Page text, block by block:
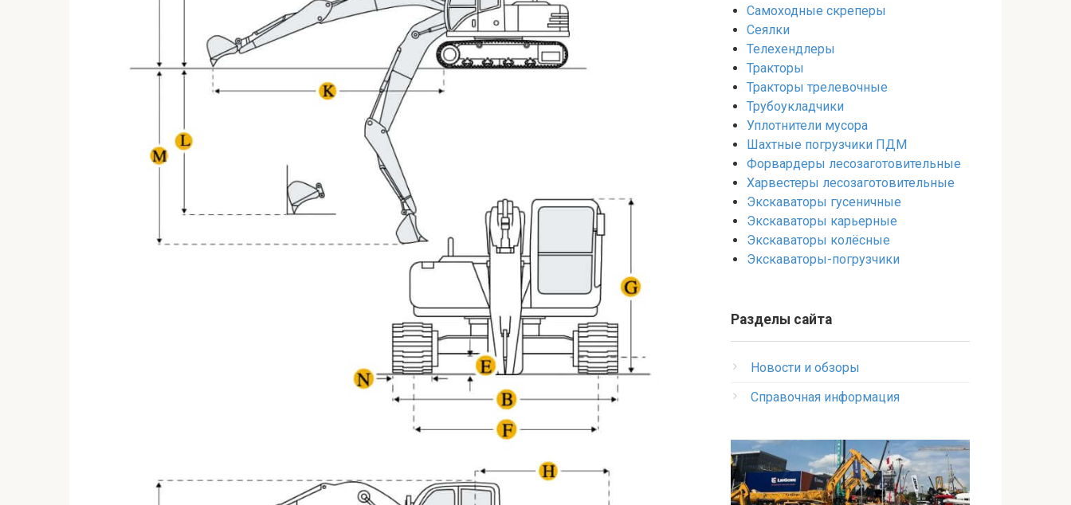
Самоходные скреперы
Сеялки
Телехендлеры
Тракторы
Тракторы трелевочные
Трубоукладчики
Уплотнители мусора
Шахтные погрузчики ПДМ
Форвардеры лесозаготовительные
Харвестеры лесозаготовительные
Экскаваторы гусеничные
Экскаваторы карьерные
Экскаваторы колёсные
Экскаваторы-погрузчики
Разделы сайта
Новости и обзоры
Справочная информация